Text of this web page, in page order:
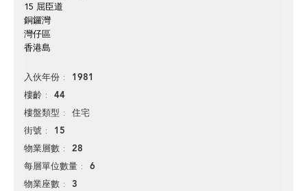
15 屈臣道
銅鑼灣
灣仔區
香港島
入伙年份 1981
樓齡 44
樓盤類型 住宅
街號 15
物業層數 28
每層單位數量 6
物業座數 3